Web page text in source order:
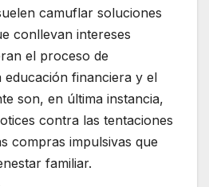
camuflar soluciones
conllevan intereses
el proceso de
educación financiera y el
son, en última instancia,
contra las tentaciones
compras impulsivas que
familiar.